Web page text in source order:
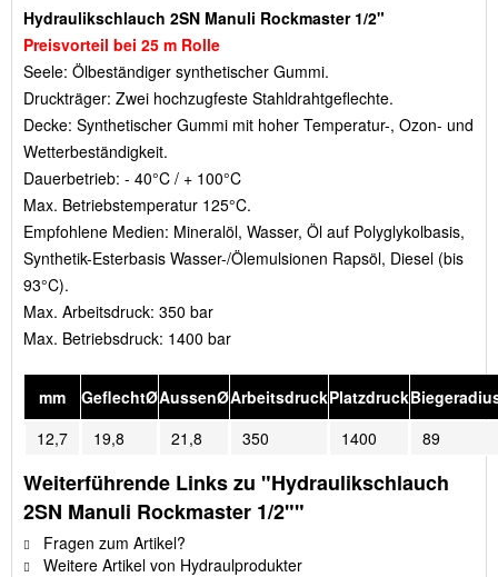
Hydraulikschlauch 2SN Manuli Rockmaster 1/2"
Preisvorteil bei 25 m Rolle
Seele: Ölbeständiger synthetischer Gummi.
Druckträger: Zwei hochzugfeste Stahldrahtgeflechte.
Decke: Synthetischer Gummi mit hoher Temperatur-, Ozon- und
Wetterbeständigkeit.
Dauerbetrieb: - 40°C / + 100°C
Max. Betriebstemperatur 125°C.
Empfohlene Medien: Mineralöl, Wasser, Öl auf Polyglykolbasis,
Synthetik-Esterbasis Wasser-/Ölemulsionen Rapsöl, Diesel (bis
93°C).
Max. Arbeitsdruck: 350 bar
Max. Betriebsdruck: 1400 bar
mm GeflechtØAussenØArbeitsdruckPlatzdruck
12,7
19,8 21,8 350 1400 89
Weiterführende Links zu "Hydraulikschlauch
2SN Manuli Rockmaster 1/2""
Fragen zum Artikel?
Weitere Artikel von Hydraulprodukter